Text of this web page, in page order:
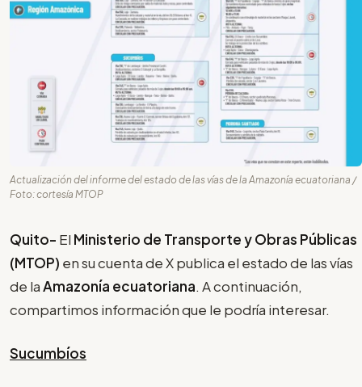
Actualización del informe del estado de las vías de la Amazonía ecuatoriana /
Foto: cortesía MTOP
Quito- El Ministerio de Transporte y Obras Públicas
(MTOP) en su cuenta de X publica el estado de las vías
de laAmazonía ecuatoriana. A continuación,
compartimos información que le podría interesar.
Sucumbíos